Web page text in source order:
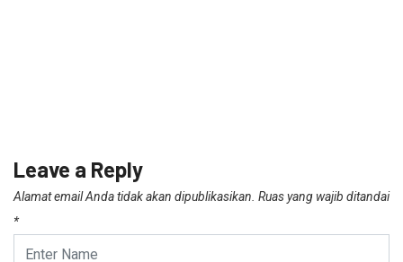
Leave a Reply
Alamat email Anda tidak akan dipublikasikan. Ruas yang wajib ditandai
*